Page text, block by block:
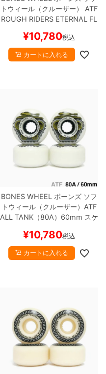
トウィール（クルーザー）
ATF
ROUGH RIDERS ETERNAL FL
トボード スケボー
¥10,780税込
カートに入れる
BONES WHEEL ボーンズ ソフ
トウィール（クルーザー） ATF
ALL TANK（80A） 60mm スケ
¥10,780税込
カートに入れる